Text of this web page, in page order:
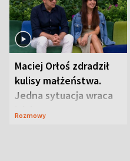
Maciej Orłoś zdradził
kulisy małżeństwa.
Jedna sytuacja wraca
jak bumerang
Rozmowy